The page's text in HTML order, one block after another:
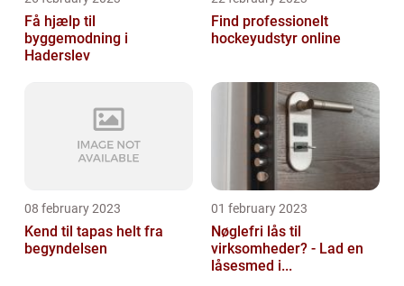
Få hjælp til
byggemodning i
Haderslev
Find professionelt
hockeyudstyr online
08 february 2023
Kend til tapas helt fra
begyndelsen
01 february 2023
Nøglefri lås til
virksomheder? - Lad en
låsesmed i...